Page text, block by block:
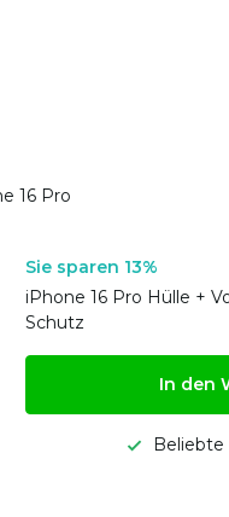
16 Pro
Sie sparen 13%
iPhone 16 Pro Hülle +
Schutz
In den